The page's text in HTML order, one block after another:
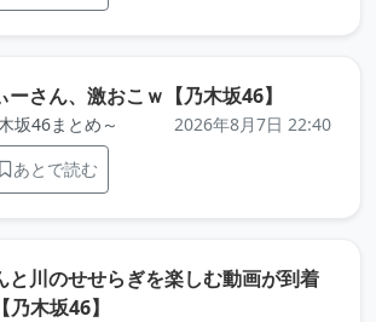
ーさん、激おこｗ【乃木坂46】
坂46まとめ～
2026年8月7日 22:40
あとで読む
と川のせせらぎを楽しむ動画が到着
木坂46】